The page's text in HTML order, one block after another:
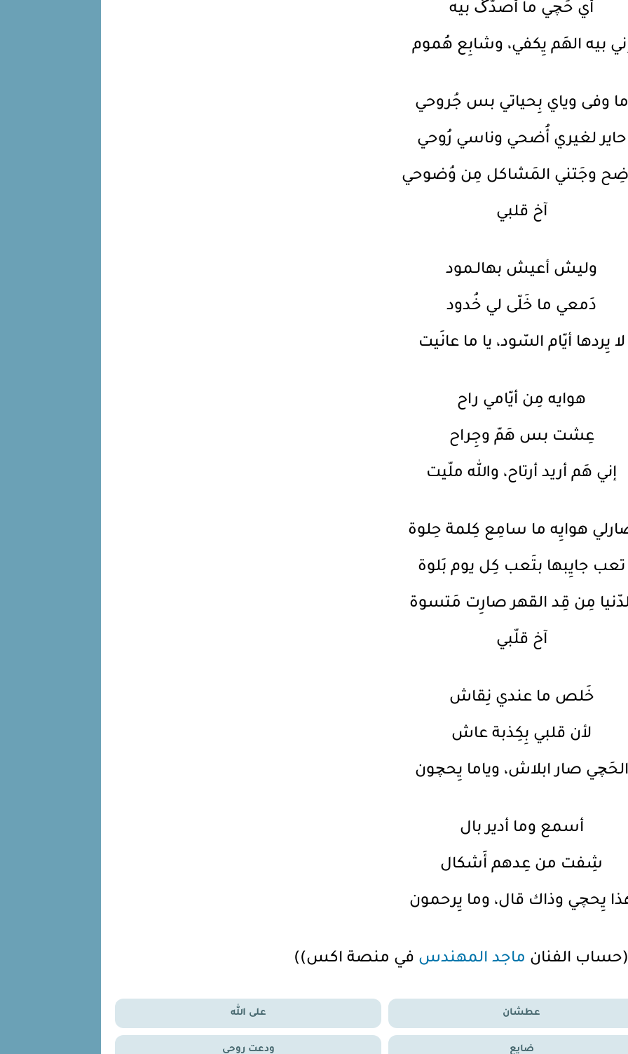
أي حَچي ما أصدّگ بيه
بيه الهَم يِكفي، وشابِع هُموم
ما وفى وياي بِحياتي بس جُروحي
حاير لغيري أُضحي وناسي رُوحي
وجَتني المَشاكل مِن وُضوحي
آخ قلبي
وليش أعيش بهالـمود
دَمعي ما خَلّى لي خُدود
لا يِردها أيّام السّود، يا ما عانَيت
هوايه مِن أيّامي راح
عِشت بس هَمّ وجِراح
إني هَم أريد أرتاح، والله ملّيت
هوايِه ما سامِع كِلمة حِلوة
تعب جايِبها بتَعب كِل يوم بَلوة
مِن قِد القهر صارِت مَتسوة
آخ قلّبي
خَلص ما عندي نِقاش
لأن قلبي بِكِذبة عاش
الحَچي صار ابلاش، وياما يِحچون
أسمع وما أدير بال
شِفت من عِدهم أَشكال
يِحچي وذاك قال، وما يِرحمون
الفنان ماجد المهندس في منصة اكس))
عطشان على الله
ضايع ودعت روحي